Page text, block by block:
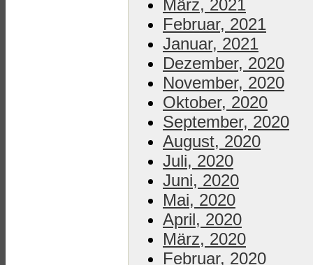
März, 2021
Februar, 2021
Januar, 2021
Dezember, 2020
November, 2020
Oktober, 2020
September, 2020
August, 2020
Juli, 2020
Juni, 2020
Mai, 2020
April, 2020
März, 2020
Februar, 2020